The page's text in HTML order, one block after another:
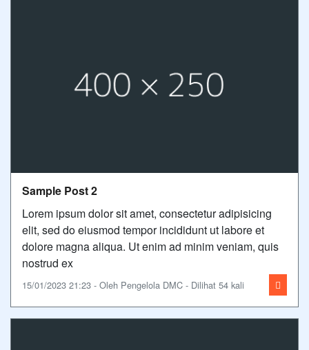
Sample Post 2
Lorem ipsum dolor sit amet, consectetur adipisicing
elit, sed do eiusmod tempor incididunt ut labore et
dolore magna aliqua. Ut enim ad minim veniam, quis
nostrud ex
15/01/2023 21:23 - Oleh Pengelola DMC - Dilihat 54 kali